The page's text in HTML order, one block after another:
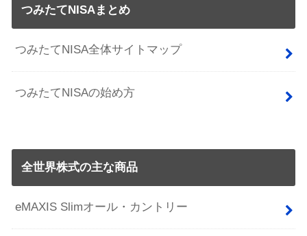
つみたてNISAまとめ
つみたてNISA全体サイトマップ
つみたてNISAの始め方
全世界株式の主な商品
eMAXIS Slimオール・カントリー